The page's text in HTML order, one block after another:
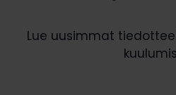
Lue uusimmat